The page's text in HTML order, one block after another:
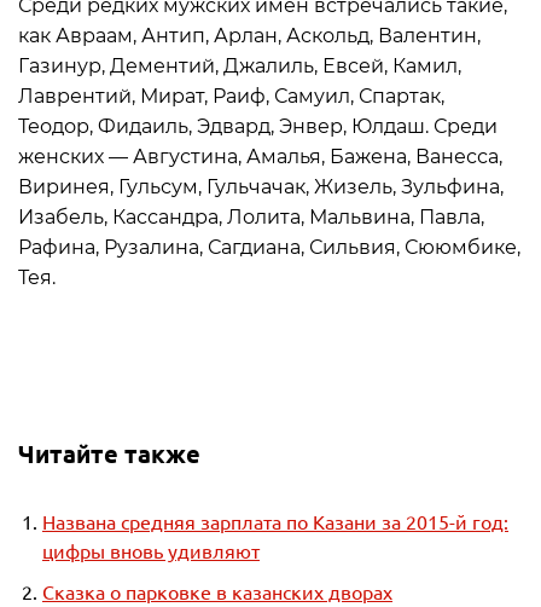
Среди редких мужских имен встречались такие,
как Авраам, Антип, Арлан, Аскольд, Валентин,
Газинур, Дементий, Джалиль, Евсей, Камил,
Лаврентий, Мират, Раиф, Самуил, Спартак,
Теодор, Фидаиль, Эдвард, Энвер, Юлдаш. Среди
женских — Августина, Амалья, Бажена, Ванесса,
Виринея, Гульсум, Гульчачак, Жизель, Зульфина,
Изабель, Кассандра, Лолита, Мальвина, Павла,
Рафина, Рузалина, Сагдиана, Сильвия, Сююмбике,
Тея.
Читайте также
Названа средняя зарплата по Казани за 2015-й год:
цифры вновь удивляют
Сказка о парковке в казанских дворах